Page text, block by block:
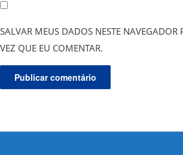
SALVAR MEUS DADOS NESTE NAVEGADOR
VEZ QUE EU COMENTAR.